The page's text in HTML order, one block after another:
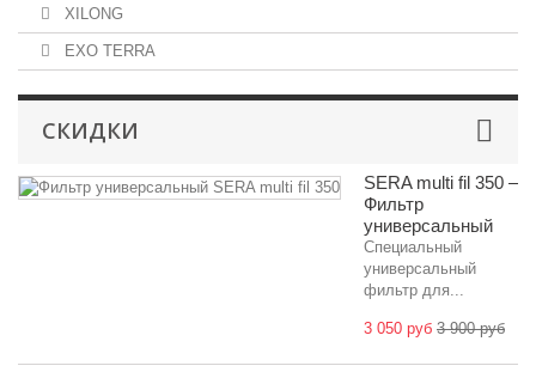
XILONG
EXO TERRA
СКИДКИ
SERA multi fil 350 –
Фильтр
универсальный
Специальный
универсальный
фильтр для...
3 050 руб 3 900 руб